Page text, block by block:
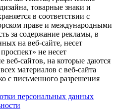
товарные знаки и
в соответствии с
праве и международными
за содержание рекламы, в
на веб-сайте, несет
не несет
веб-сайтов, на которые даются
материалов с веб-сайта
с письменного разрешения
персональных данных